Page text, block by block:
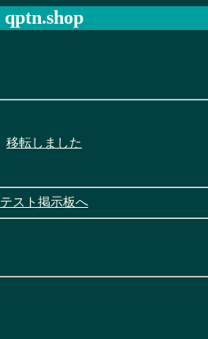
qptn.shop
移転しました
テスト掲示板へ